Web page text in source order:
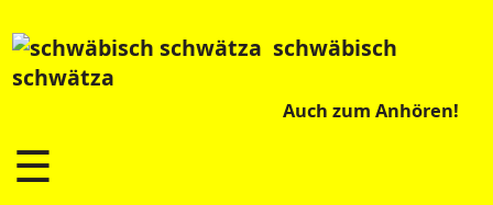
schwäbisch
schwätza
Auch zum Anhören!
☰